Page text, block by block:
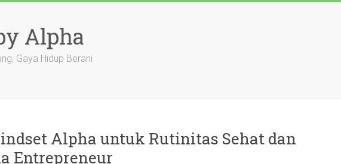
Alpha
Gaya Hidup Berani
Alpha untuk Rutinitas Sehat dan
Entrepreneur